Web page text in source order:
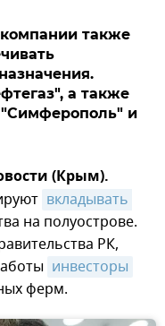
также
а также
"Симферополь" и
(Крым).
вкладывать
на полуострове.
РК,
инвесторы
ферм.